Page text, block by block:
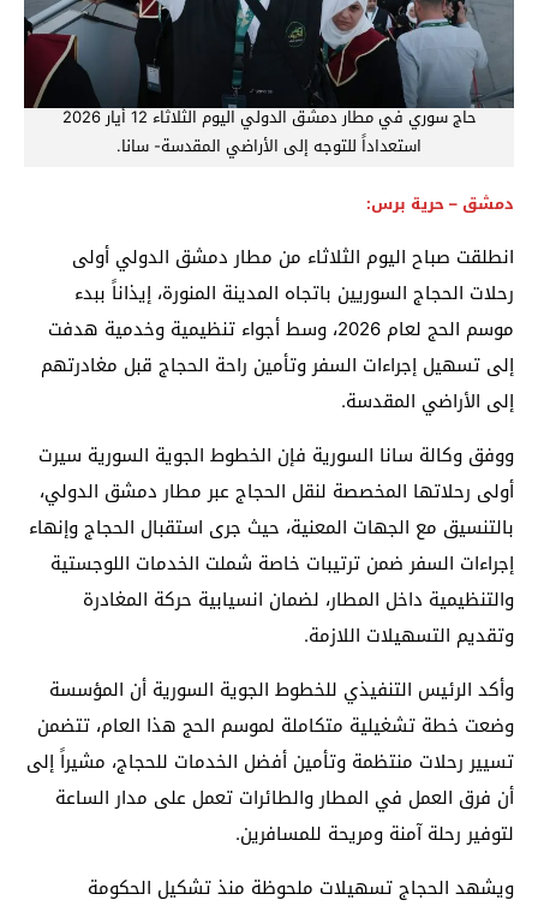
حاج سوري في مطار دمشق الدولي اليوم الثلاثاء 12 أيار 2026
استعداداً للتوجه إلى الأراضي المقدسة- سانا.
دمشق – حرية برس:
انطلقت صباح اليوم الثلاثاء من مطار دمشق الدولي أولى
رحلات الحجاج السوريين باتجاه المدينة المنورة، إيذاناً ببدء
موسم الحج لعام 2026، وسط أجواء تنظيمية وخدمية هدفت
إلى تسهيل إجراءات السفر وتأمين راحة الحجاج قبل مغادرتهم
إلى الأراضي المقدسة.
ووفق وكالة سانا السورية فإن الخطوط الجوية السورية سيرت
أولى رحلاتها المخصصة لنقل الحجاج عبر مطار دمشق الدولي،
بالتنسيق مع الجهات المعنية، حيث جرى استقبال الحجاج وإنهاء
إجراءات السفر ضمن ترتيبات خاصة شملت الخدمات اللوجستية
والتنظيمية داخل المطار، لضمان انسيابية حركة المغادرة
وتقديم التسهيلات اللازمة.
وأكد الرئيس التنفيذي للخطوط الجوية السورية أن المؤسسة
وضعت خطة تشغيلية متكاملة لموسم الحج هذا العام، تتضمن
تسيير رحلات منتظمة وتأمين أفضل الخدمات للحجاج، مشيراً إلى
أن فرق العمل في المطار والطائرات تعمل على مدار الساعة
لتوفير رحلة آمنة ومريحة للمسافرين.
ويشهد الحجاج تسهيلات ملحوظة منذ تشكيل الحكومة